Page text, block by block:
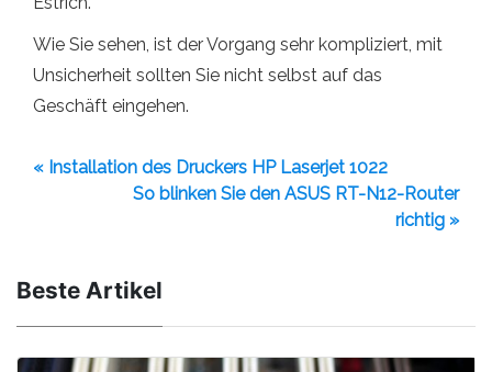
Wie Sie sehen, ist der Vorgang sehr kompliziert, mit
Unsicherheit sollten Sie nicht selbst auf das
Geschäft eingehen.
« Installation des Druckers HP Laserjet 1022
So blinken Sie den ASUS RT-N12-Router
richtig »
Beste Artikel